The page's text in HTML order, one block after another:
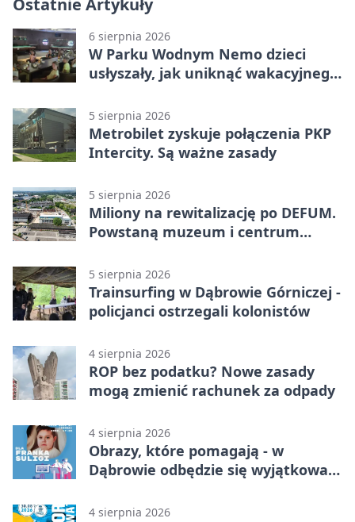
6 sierpnia 2026
W Parku Wodnym Nemo dzieci
usłyszały, jak uniknąć wakacyjnego
5 sierpnia 2026
Metrobilet zyskuje połączenia PKP
Intercity. Są ważne zasady
5 sierpnia 2026
Miliony na rewitalizację po DEFUM.
Powstaną muzeum i centrum
5 sierpnia 2026
Trainsurfing w Dąbrowie Górniczej -
policjanci ostrzegali kolonistów
4 sierpnia 2026
ROP bez podatku? Nowe zasady
mogą zmienić rachunek za odpady
4 sierpnia 2026
Obrazy, które pomagają - w
Dąbrowie odbędzie się wyjątkowa
4 sierpnia 2026